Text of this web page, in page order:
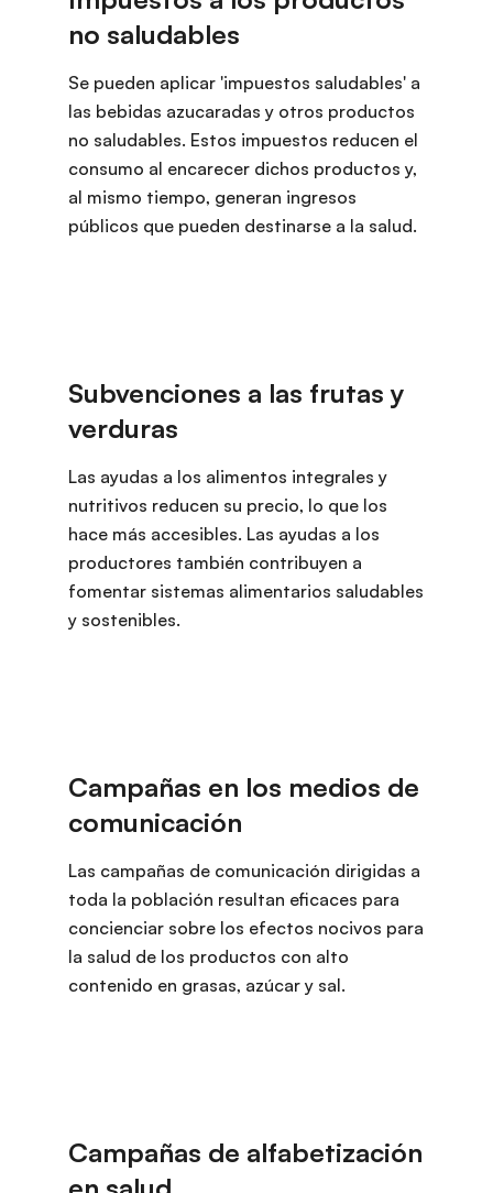
Se pueden aplicar 'impuestos saludables' a
las bebidas azucaradas y otros productos
no saludables. Estos impuestos reducen el
consumo al encarecer dichos productos y,
al mismo tiempo, generan ingresos
públicos que pueden destinarse a la salud.
Las ayudas a los alimentos integrales y
nutritivos reducen su precio, lo que los
hace más accesibles. Las ayudas a los
productores también contribuyen a
fomentar sistemas alimentarios saludables
y sostenibles.
Las campañas de comunicación dirigidas a
toda la población resultan eficaces para
concienciar sobre los efectos nocivos para
la salud de los productos con alto
contenido en grasas, azúcar y sal.